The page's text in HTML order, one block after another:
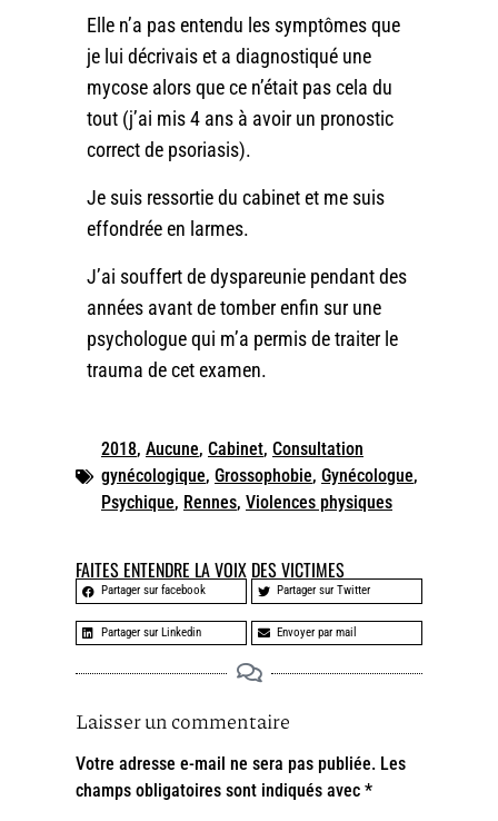
Elle n’a pas entendu les symptômes que
je lui décrivais et a diagnostiqué une
mycose alors que ce n’était pas cela du
tout (j’ai mis 4 ans à avoir un pronostic
correct de psoriasis).
Je suis ressortie du cabinet et me suis
effondrée en larmes.
J’ai souffert de dyspareunie pendant des
années avant de tomber enfin sur une
psychologue qui m’a permis de traiter le
trauma de cet examen.
2018, Aucune, Cabinet, Consultation
gynécologique, Grossophobie, Gynécologue,
Psychique, Rennes, Violences physiques
FAITES ENTENDRE LA VOIX DES VICTIMES
Partager sur facebook Partager sur Twitter
Partager sur Linkedin Envoyer par mail
Laisser un commentaire
Votre adresse e-mail ne sera pas publiée. Les
champs obligatoires sont indiqués avec *